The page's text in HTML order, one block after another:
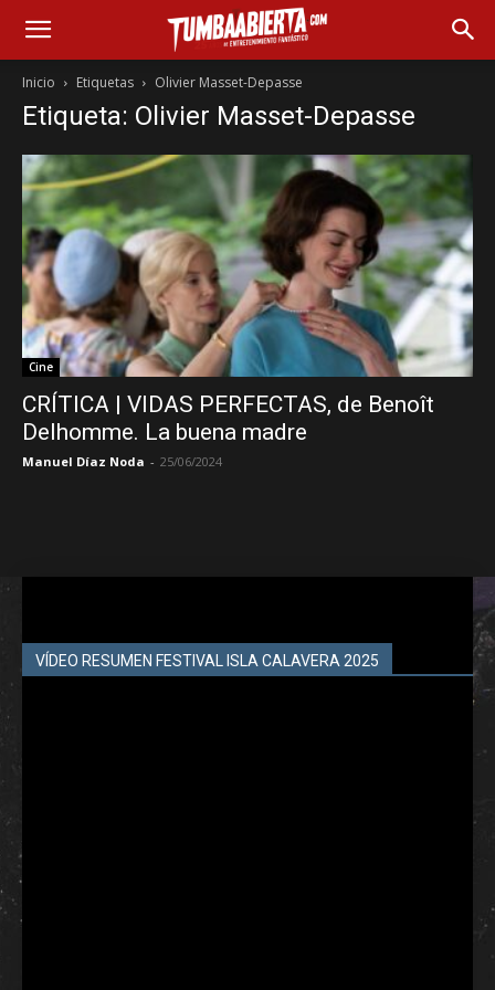
Inicio Etiquetas Olivier Masset-Depasse
Etiqueta: Olivier Masset-Depasse
Cine
CRÍTICA | VIDAS PERFECTAS, de Benoît
Delhomme. La buena madre
Manuel Díaz Noda - 25/06/2024
VÍDEO RESUMEN FESTIVAL ISLA CALAVERA 2025